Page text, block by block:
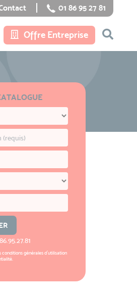
01 86 95 27 81
Offre Entreprise
conditions générales d'utilisation
.